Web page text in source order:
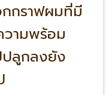
กกราฟผมที่มี
ามพร้อม
ปลูกลงยัง